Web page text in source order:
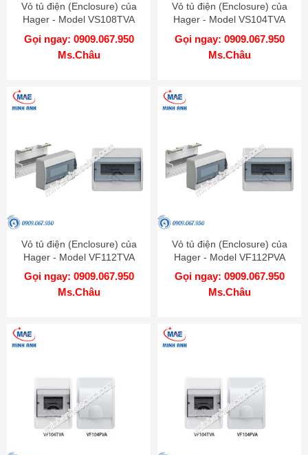
Vỏ tủ điện (Enclosure) của
Hager - Model VS108TVA
Gọi ngay: 0909.067.950
Ms.Châu
Vỏ tủ điện (Enclosure) của
Hager - Model VS104TVA
Gọi ngay: 0909.067.950
Ms.Châu
Vỏ tủ điện (Enclosure) của
Hager - Model VF112TVA
Gọi ngay: 0909.067.950
Ms.Châu
Vỏ tủ điện (Enclosure) của
Hager - Model VF112PVA
Gọi ngay: 0909.067.950
Ms.Châu